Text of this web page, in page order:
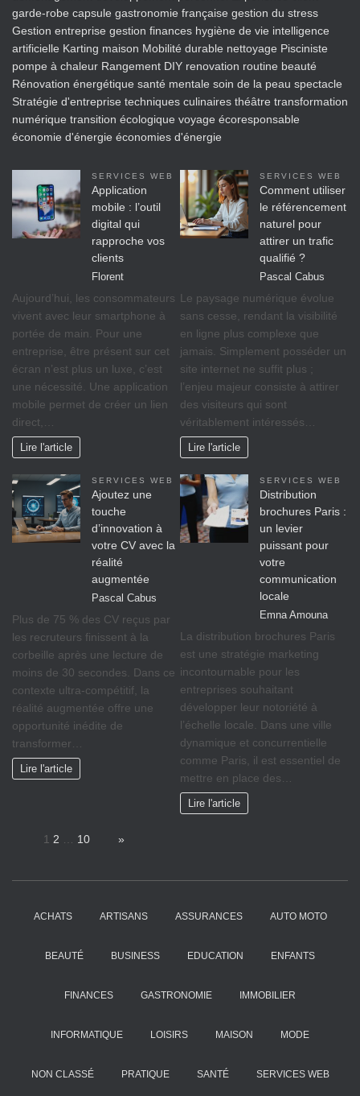
garde-robe capsule gastronomie française gestion du stress
Gestion entreprise gestion finances hygiène de vie intelligence
artificielle Karting maison Mobilité durable nettoyage Pisciniste
pompe à chaleur Rangement DIY renovation routine beauté
Rénovation énergétique santé mentale soin de la peau spectacle
Stratégie d'entreprise techniques culinaires théâtre transformation
numérique transition écologique voyage écoresponsable
économie d'énergie économies d'énergie
SERVICES WEB
Application
mobile : l’outil
digital qui
rapproche vos
clients
Florent
Aujourd’hui, les consommateurs
vivent avec leur smartphone à
portée de main. Pour une
entreprise, être présent sur cet
écran n’est plus un luxe, c’est
une nécessité. Une application
mobile permet de créer un lien
direct,…
Lire l'article
SERVICES WEB
Comment utiliser
le référencement
naturel pour
attirer un trafic
qualifié ?
Pascal Cabus
Le paysage numérique évolue
sans cesse, rendant la visibilité
en ligne plus complexe que
jamais. Simplement posséder un
site internet ne suffit plus ;
l’enjeu majeur consiste à attirer
des visiteurs qui sont
véritablement intéressés…
Lire l'article
SERVICES WEB
Ajoutez une
touche
d’innovation à
votre CV avec la
réalité
augmentée
Pascal Cabus
Plus de 75 % des CV reçus par
les recruteurs finissent à la
corbeille après une lecture de
moins de 30 secondes. Dans ce
contexte ultra-compétitif, la
réalité augmentée offre une
opportunité inédite de
transformer…
Lire l'article
SERVICES WEB
Distribution
brochures Paris :
un levier
puissant pour
votre
communication
locale
Emna Amouna
La distribution brochures Paris
est une stratégie marketing
incontournable pour les
entreprises souhaitant
développer leur notoriété à
l’échelle locale. Dans une ville
dynamique et concurrentielle
comme Paris, il est essentiel de
mettre en place des…
Lire l'article
1 2 … 10 »
ACHATS ARTISANS ASSURANCES AUTO MOTO
BEAUTÉ BUSINESS EDUCATION ENFANTS
FINANCES GASTRONOMIE IMMOBILIER
INFORMATIQUE LOISIRS MAISON MODE
NON CLASSÉ PRATIQUE SANTÉ SERVICES WEB